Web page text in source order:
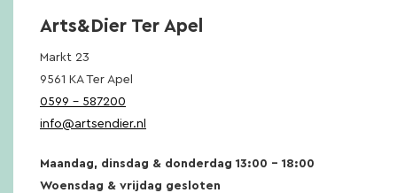
Arts&Dier Ter Apel
Markt 23
9561 KA Ter Apel
0599 – 587200
info@artsendier.nl
Maandag, dinsdag & donderdag 13:00 – 18:00
Woensdag & vrijdag gesloten